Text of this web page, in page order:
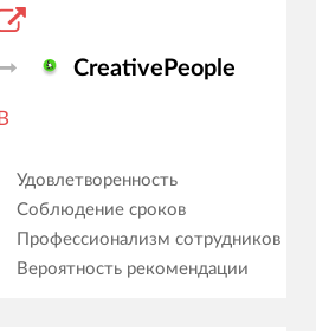
CreativePeople
Удовлетворенность
Соблюдение сроков
Профессионализм сотрудников
Вероятность рекомендации